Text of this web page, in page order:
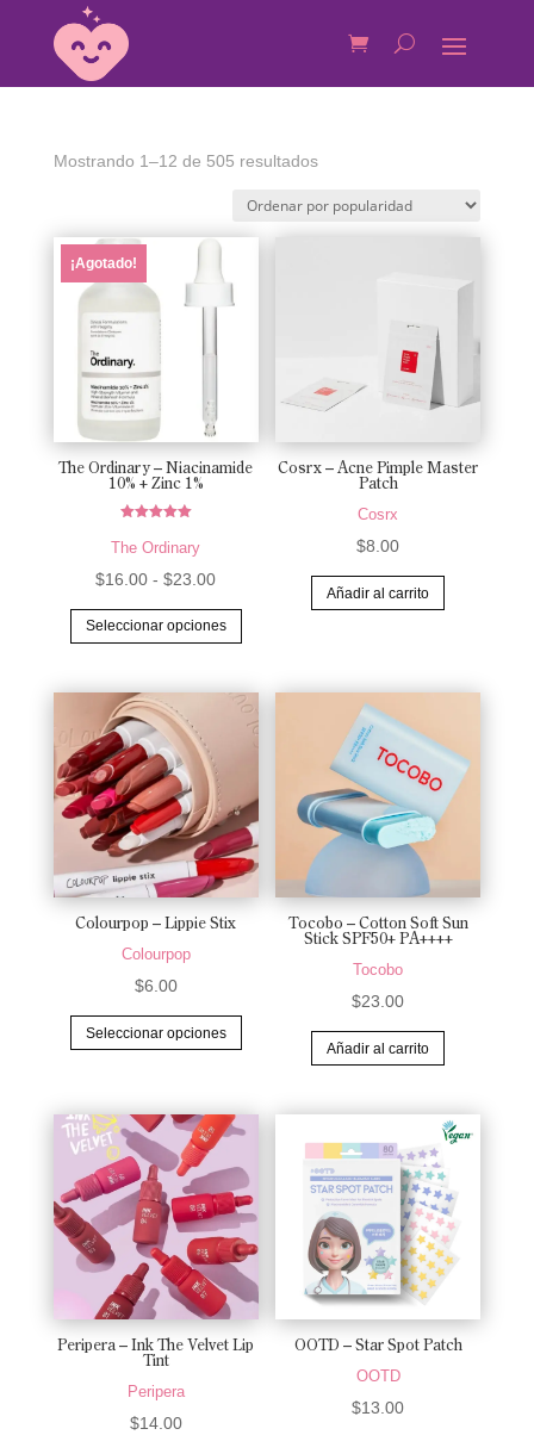
Mostrando 1–12 de 505 resultadosOrdenado
popularidad
¡Agotado!
The Ordinary – Niacinamide
10% + Zinc 1%
con
5.00
de 5
The Ordinary
$16.00 - $23.00Rango
de
precios:
$16.00
hasta
$23.00
Seleccionar opciones
Este
producto
múltiples
variantes.
opciones
se
pueden
elegir
Cosrx – Acne Pimple Master
Patch
Cosrx
$8.00
Añadir al carrito
Colourpop – Lippie Stix
Colourpop
$6.00
Seleccionar opciones
Este
producto
variantes.
Las
opciones
se
pueden
elegir
en
la
Tocobo – Cotton Soft Sun
Stick SPF50+ PA++++
Tocobo
$23.00
Añadir al carrito
Peripera – Ink The Velvet Lip
Tint
Peripera
$14.00
OOTD – Star Spot Patch
OOTD
$13.00